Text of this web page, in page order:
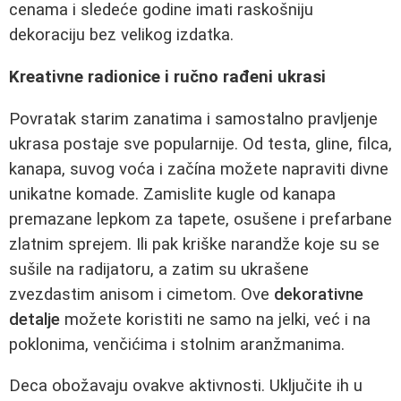
cenama i sledeće godine imati raskošniju
dekoraciju bez velikog izdatka.
Kreativne radionice i ručno rađeni ukrasi
Povratak starim zanatima i samostalno pravljenje
ukrasa postaje sve popularnije. Od testa, gline, filca,
kanapa, suvog voća i začína možete napraviti divne
unikatne komade. Zamislite kugle od kanapa
premazane lepkom za tapete, osušene i prefarbane
zlatnim sprejem. Ili pak kriške narandže koje su se
sušile na radijatoru, a zatim su ukrašene
zvezdastim anisom i cimetom. Ove dekorativne
detalje možete koristiti ne samo na jelki, već i na
poklonima, venčićima i stolnim aranžmanima.
Deca obožavaju ovakve aktivnosti. Uključite ih u